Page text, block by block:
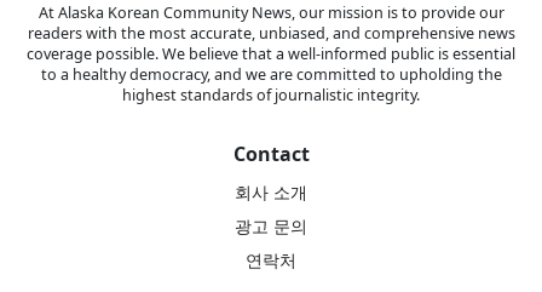
At Alaska Korean Community News, our mission is to provide our
readers with the most accurate, unbiased, and comprehensive news
coverage possible. We believe that a well-informed public is essential
to a healthy democracy, and we are committed to upholding the
highest standards of journalistic integrity.
Contact
회사 소개
광고 문의
연락처